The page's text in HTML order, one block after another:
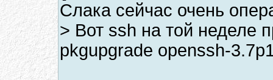
Слака сейчас очень
> Вот ssh на той неделе
pkgupgrade openssh-